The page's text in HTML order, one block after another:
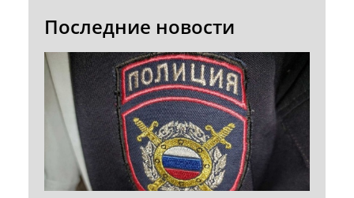
Последние новости